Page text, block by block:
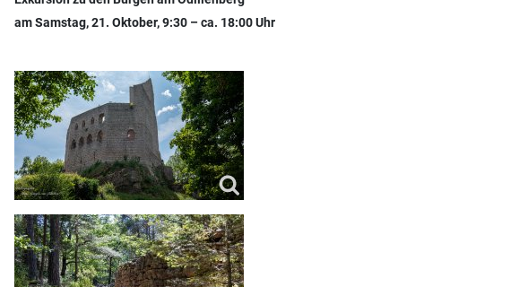
am Samstag, 21. Oktober, 9:30 – ca. 18:00 Uhr